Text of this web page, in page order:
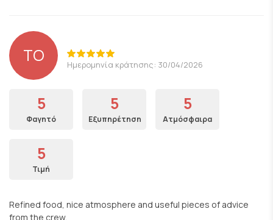
TO Ημερομηνία κράτησης: 30/04/2026
5
Φαγητό
5
Εξυπηρέτηση
5
Ατμόσφαιρα
5
Τιμή
Refined food, nice atmosphere and useful pieces of advice
from the crew.